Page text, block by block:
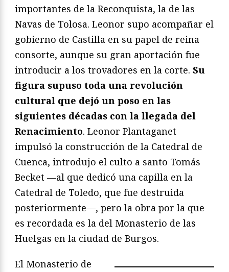
importantes de la Reconquista, la de las
Navas de Tolosa. Leonor supo acompañar el
gobierno de Castilla en su papel de reina
consorte, aunque su gran aportación fue
introducir a los trovadores en la corte. Su
figura supuso toda una revolución
cultural que dejó un poso en las
siguientes décadas con la llegada del
Renacimiento. Leonor Plantaganet
impulsó la construcción de la Catedral de
Cuenca, introdujo el culto a santo Tomás
Becket —al que dedicó una capilla en la
Catedral de Toledo, que fue destruida
posteriormente—, pero la obra por la que
es recordada es la del Monasterio de las
Huelgas en la ciudad de Burgos.
El Monasterio de